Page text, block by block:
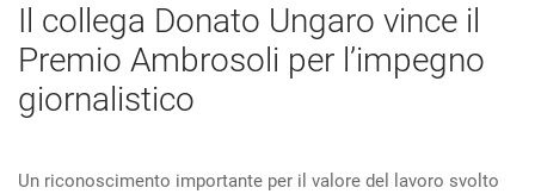
Il collega Donato Ungaro vince il
Premio Ambrosoli per l’impegno
giornalistico
Un riconoscimento importante per il valore del lavoro svolto